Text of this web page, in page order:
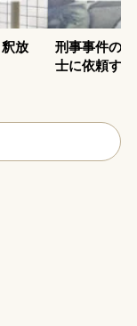
放
刑事事件の
士に依頼す